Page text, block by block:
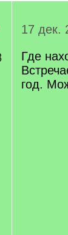
17 дек.
Где
год.